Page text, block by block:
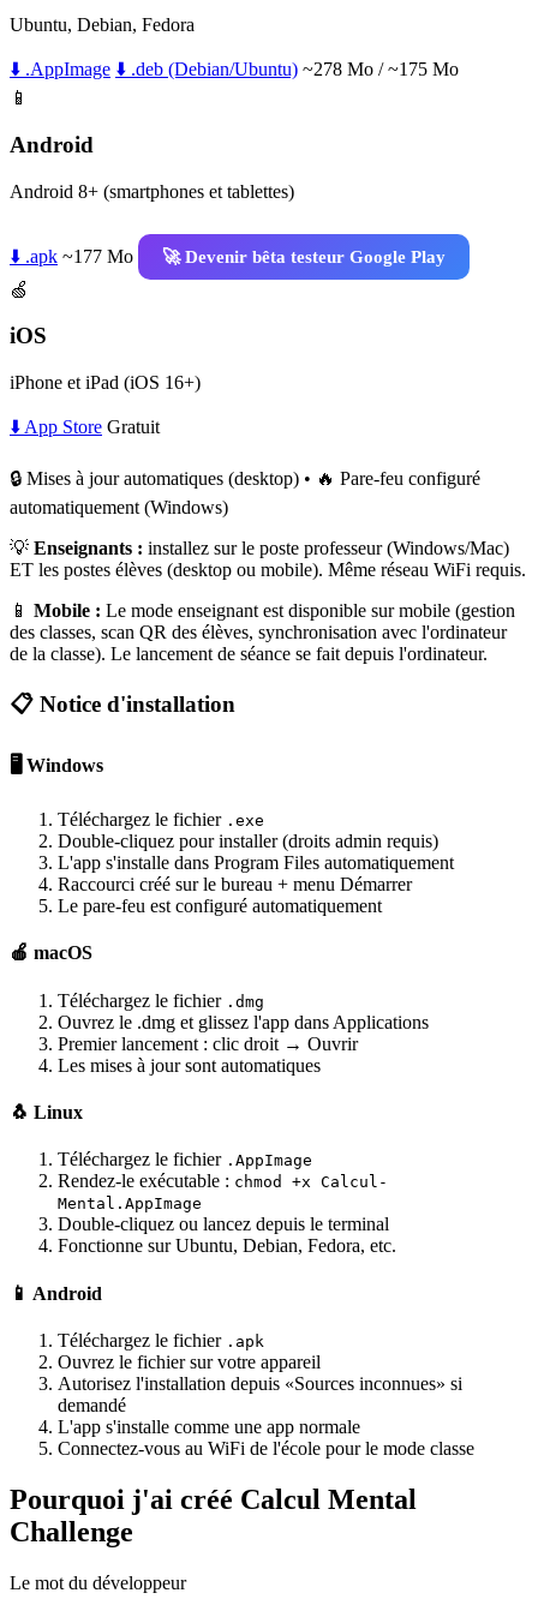
Ubuntu, Debian, Fedora
⬇️ .AppImage ⬇️ .deb (Debian/Ubuntu) ~278 Mo / ~175 Mo
📱
Android
Android 8+ (smartphones et tablettes)
⬇️ .apk ~177 Mo
🚀 Devenir bêta testeur Google Play
🍏
iOS
iPhone et iPad (iOS 16+)
⬇️ App Store Gratuit
🔒 Mises à jour automatiques (desktop) • 🔥 Pare-feu configuré
automatiquement (Windows)
💡 Enseignants : installez sur le poste professeur (Windows/Mac)
ET les postes élèves (desktop ou mobile). Même réseau WiFi requis.
📱 Mobile : Le mode enseignant est disponible sur mobile (gestion
des classes, scan QR des élèves, synchronisation avec l'ordinateur
de la classe). Le lancement de séance se fait depuis l'ordinateur.
📋 Notice d'installation
🖥️ Windows
Téléchargez le fichier .exe
Double-cliquez pour installer (droits admin requis)
L'app s'installe dans Program Files automatiquement
Raccourci créé sur le bureau + menu Démarrer
Le pare-feu est configuré automatiquement
🍎 macOS
Téléchargez le fichier .dmg
Ouvrez le .dmg et glissez l'app dans Applications
Premier lancement : clic droit → Ouvrir
Les mises à jour sont automatiques
🐧 Linux
Téléchargez le fichier .AppImage
Rendez-le exécutable : chmod +x Calcul-
Mental.AppImage
Double-cliquez ou lancez depuis le terminal
Fonctionne sur Ubuntu, Debian, Fedora, etc.
📱 Android
Téléchargez le fichier .apk
Ouvrez le fichier sur votre appareil
Autorisez l'installation depuis «Sources inconnues» si
demandé
L'app s'installe comme une app normale
Connectez-vous au WiFi de l'école pour le mode classe
Pourquoi j'ai créé Calcul Mental
Challenge
Le mot du développeur